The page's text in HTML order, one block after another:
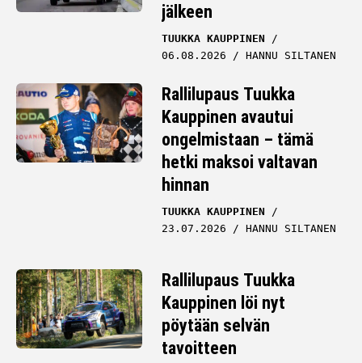
jälkeen
TUUKKA KAUPPINEN
06.08.2026
HANNU SILTANEN
Rallilupaus Tuukka
Kauppinen avautui
ongelmistaan – tämä
hetki maksoi valtavan
hinnan
TUUKKA KAUPPINEN
23.07.2026
HANNU SILTANEN
Rallilupaus Tuukka
Kauppinen löi nyt
pöytään selvän
tavoitteen